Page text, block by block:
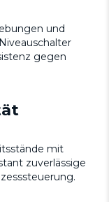
und
gegen
mit
zuverlässige